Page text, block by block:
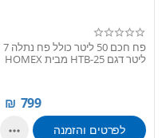
פח חכם 50 ליטר כולל פח נתלה 7
ליטר דגם HTB-25 מבית HOMEX
799
₪
לפרטים והזמנה 